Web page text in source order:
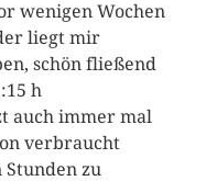
wenigen Wochen
liegt mir
schön fließend
h
auch immer mal
verbraucht
Stunden zu